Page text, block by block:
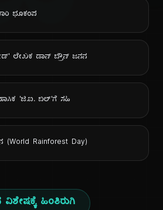
ಭೂಕಂಪ
ಲೇಖಕ ಡಾನ್ ಬ್ರೌನ್ ಜನನ
'ಜಿ.ಐ. ಬಿಲ್'ಗೆ ಸಹಿ
(World Rainforest Day)
ವಿಶೇಷಕ್ಕೆ ಹಿಂತಿರುಗಿ